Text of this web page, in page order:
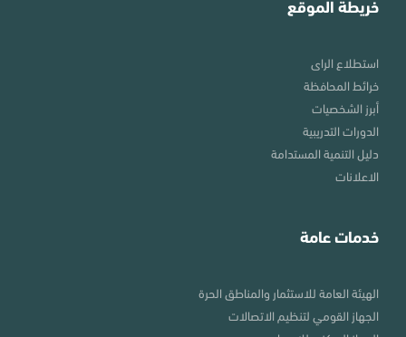
خريطة الموقع
استطلاع الراى
خرائط المحافظة
أبرز الشخصيات
الدورات التدريبية
دليل التنمية المستدامة
الاعلانات
خدمات عامة
الهيئة العامة للاستثمار والمناطق الحرة
الجهاز القومي لتنظيم الاتصالات